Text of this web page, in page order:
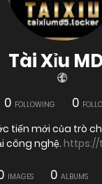
Tài Xỉu
0 FOLLOWING 0
tiến mới của trò
công nghệ. https://
IMAGES 0 ALBUMS